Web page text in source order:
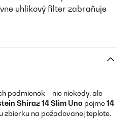
uhlíkový filter zabraňuje
podmienok – nie niekedy, ale
Shiraz 14 Slim Uno pojme14
zbierku na požadovanej teplote.